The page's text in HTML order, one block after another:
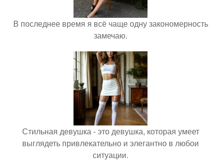
В последнее время я всё чаще одну закономерность
замечаю.
Стильная девушка - это девушка, которая умеет
выглядеть привлекательно и элегантно в любои
ситуации.